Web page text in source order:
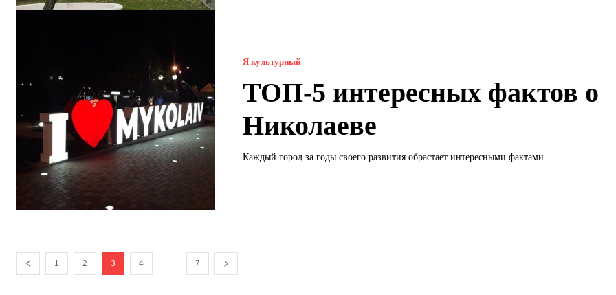
Я культурный
ТОП-5 интересных фактов о
Николаеве
Каждый город за годы своего развития обрастает интересными фактами...
1 2 3 4 7